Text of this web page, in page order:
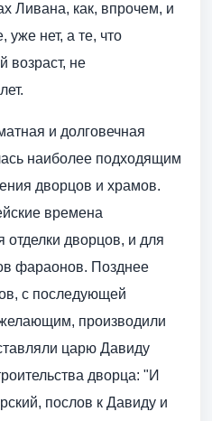
Ливана, как, впрочем, и
уже нет, а те, что
возраст, не
и долговечная
наиболее подходящим
дворцов и храмов.
времена
отделки дворцов, и для
фараонов. Позднее
с последующей
производили
царю Давиду
дворца: "И
послов к Давиду и